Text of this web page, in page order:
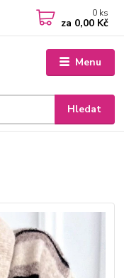
Menu
Hledat
0 ks
za 0,00 Kč